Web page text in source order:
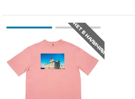
НЕТ В НАЛИЧИИ